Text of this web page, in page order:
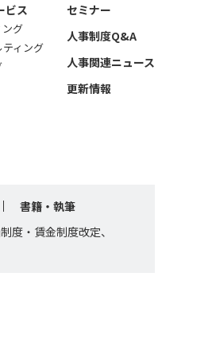
ビス
グ
ィング
セミナー
人事制度Q&A
人事関連ニュース
更新情報
書籍・執筆
度・賃金制度改定、